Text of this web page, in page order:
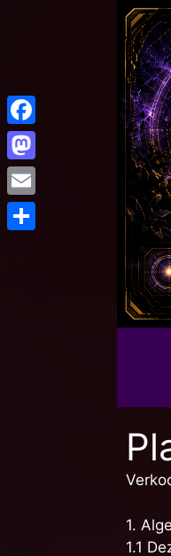
1.
1.1
Facebook
Mastodon
Email